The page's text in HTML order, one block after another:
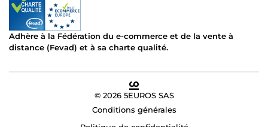
Adhère à la Fédération du e-commerce et de la vente à
distance (Fevad) et à sa charte qualité.
© 2026 5EUROS SAS
Conditions générales